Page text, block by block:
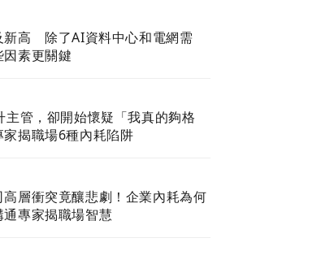
新高 除了AI資料中心和電網需
素更關鍵
主管，卻開始懷疑「我真的夠格
家揭職場6種內耗陷阱
高層衝突竟釀悲劇！企業內耗為何
通專家揭職場智慧